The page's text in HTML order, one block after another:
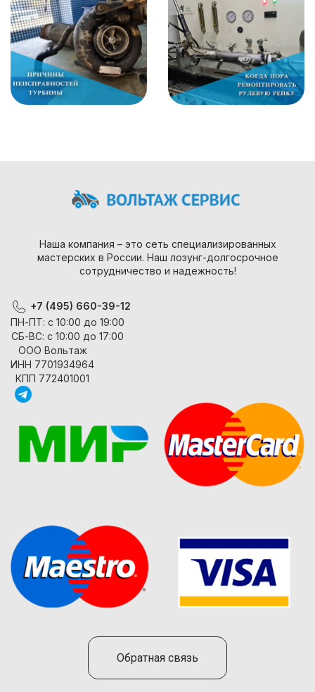
Наша компания – это сеть специализированных
мастерских в России. Наш лозунг-долгосрочное
сотрудничество и надежность!
+7 (495) 660-39-12
ПН-ПТ: с 10:00 до 19:00
СБ-ВС: с 10:00 до 17:00
ООО Вольтаж
ИНН 7701934964
КПП 772401001
Обратная связь